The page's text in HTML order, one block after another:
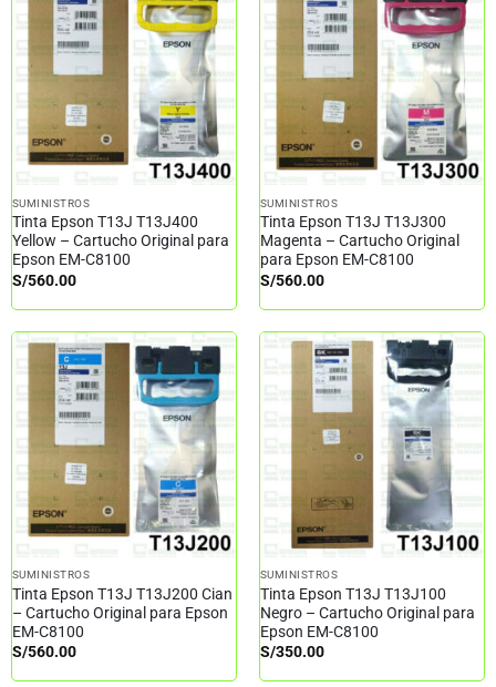
SUMINISTROS
Tinta Epson T13J T13J400
Yellow – Cartucho Original para
Epson EM-C8100
S/560.00
SUMINISTROS
Tinta Epson T13J T13J300
Magenta – Cartucho Original
para Epson EM-C8100
S/560.00
SUMINISTROS
Tinta Epson T13J T13J200 Cian
– Cartucho Original para Epson
EM-C8100
S/560.00
SUMINISTROS
Tinta Epson T13J T13J100
Negro – Cartucho Original para
Epson EM-C8100
S/350.00